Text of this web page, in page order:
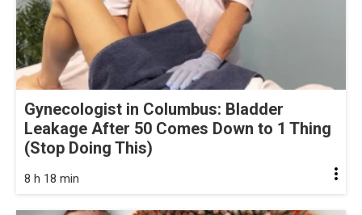
Gynecologist in Columbus: Bladder
Leakage After 50 Comes Down to 1 Thing
(Stop Doing This)
8 h 18 min